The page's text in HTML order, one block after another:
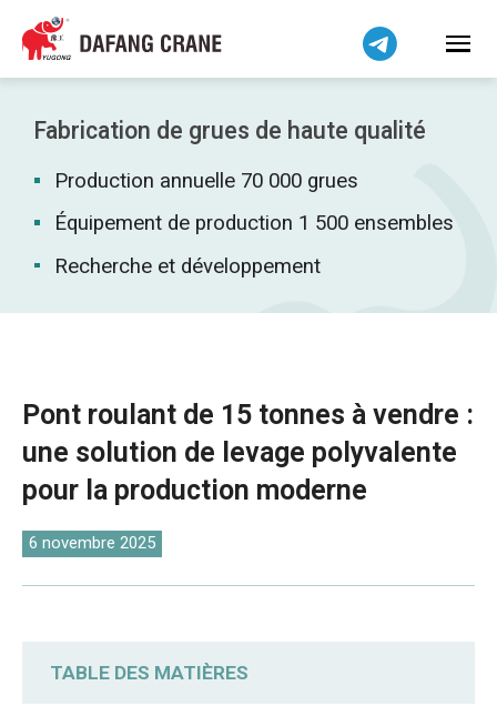
Fabrication de grues de haute qualité
Production annuelle 70 000 grues
Équipement de production 1 500 ensembles
Recherche et développement
Pont roulant de 15 tonnes à vendre :
une solution de levage polyvalente
pour la production moderne
6 novembre 2025
TABLE DES MATIÈRES
Bahasa Indonesia
Bahasa Melayu
Tiếng Việt
简体中文
فارسی
Pilipino
اردو
Kiswahili
Norsk
O‘zbekcha